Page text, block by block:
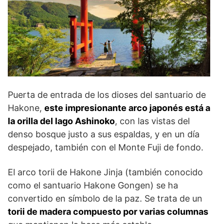
Puerta de entrada de los dioses del santuario de
Hakone, este impresionante arco japonés está a
la orilla del lago Ashinoko, con las vistas del
denso bosque justo a sus espaldas, y en un día
despejado, también con el Monte Fuji de fondo.
El arco torii de Hakone Jinja (también conocido
como el santuario Hakone Gongen) se ha
convertido en símbolo de la paz. Se trata de un
torii de madera compuesto por varias columnas